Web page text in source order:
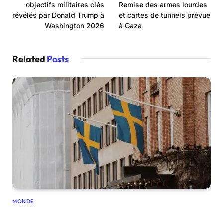
objectifs militaires clés
révélés par Donald Trump à
Washington 2026
Remise des armes lourdes
et cartes de tunnels prévue
à Gaza
Related Posts
MONDE